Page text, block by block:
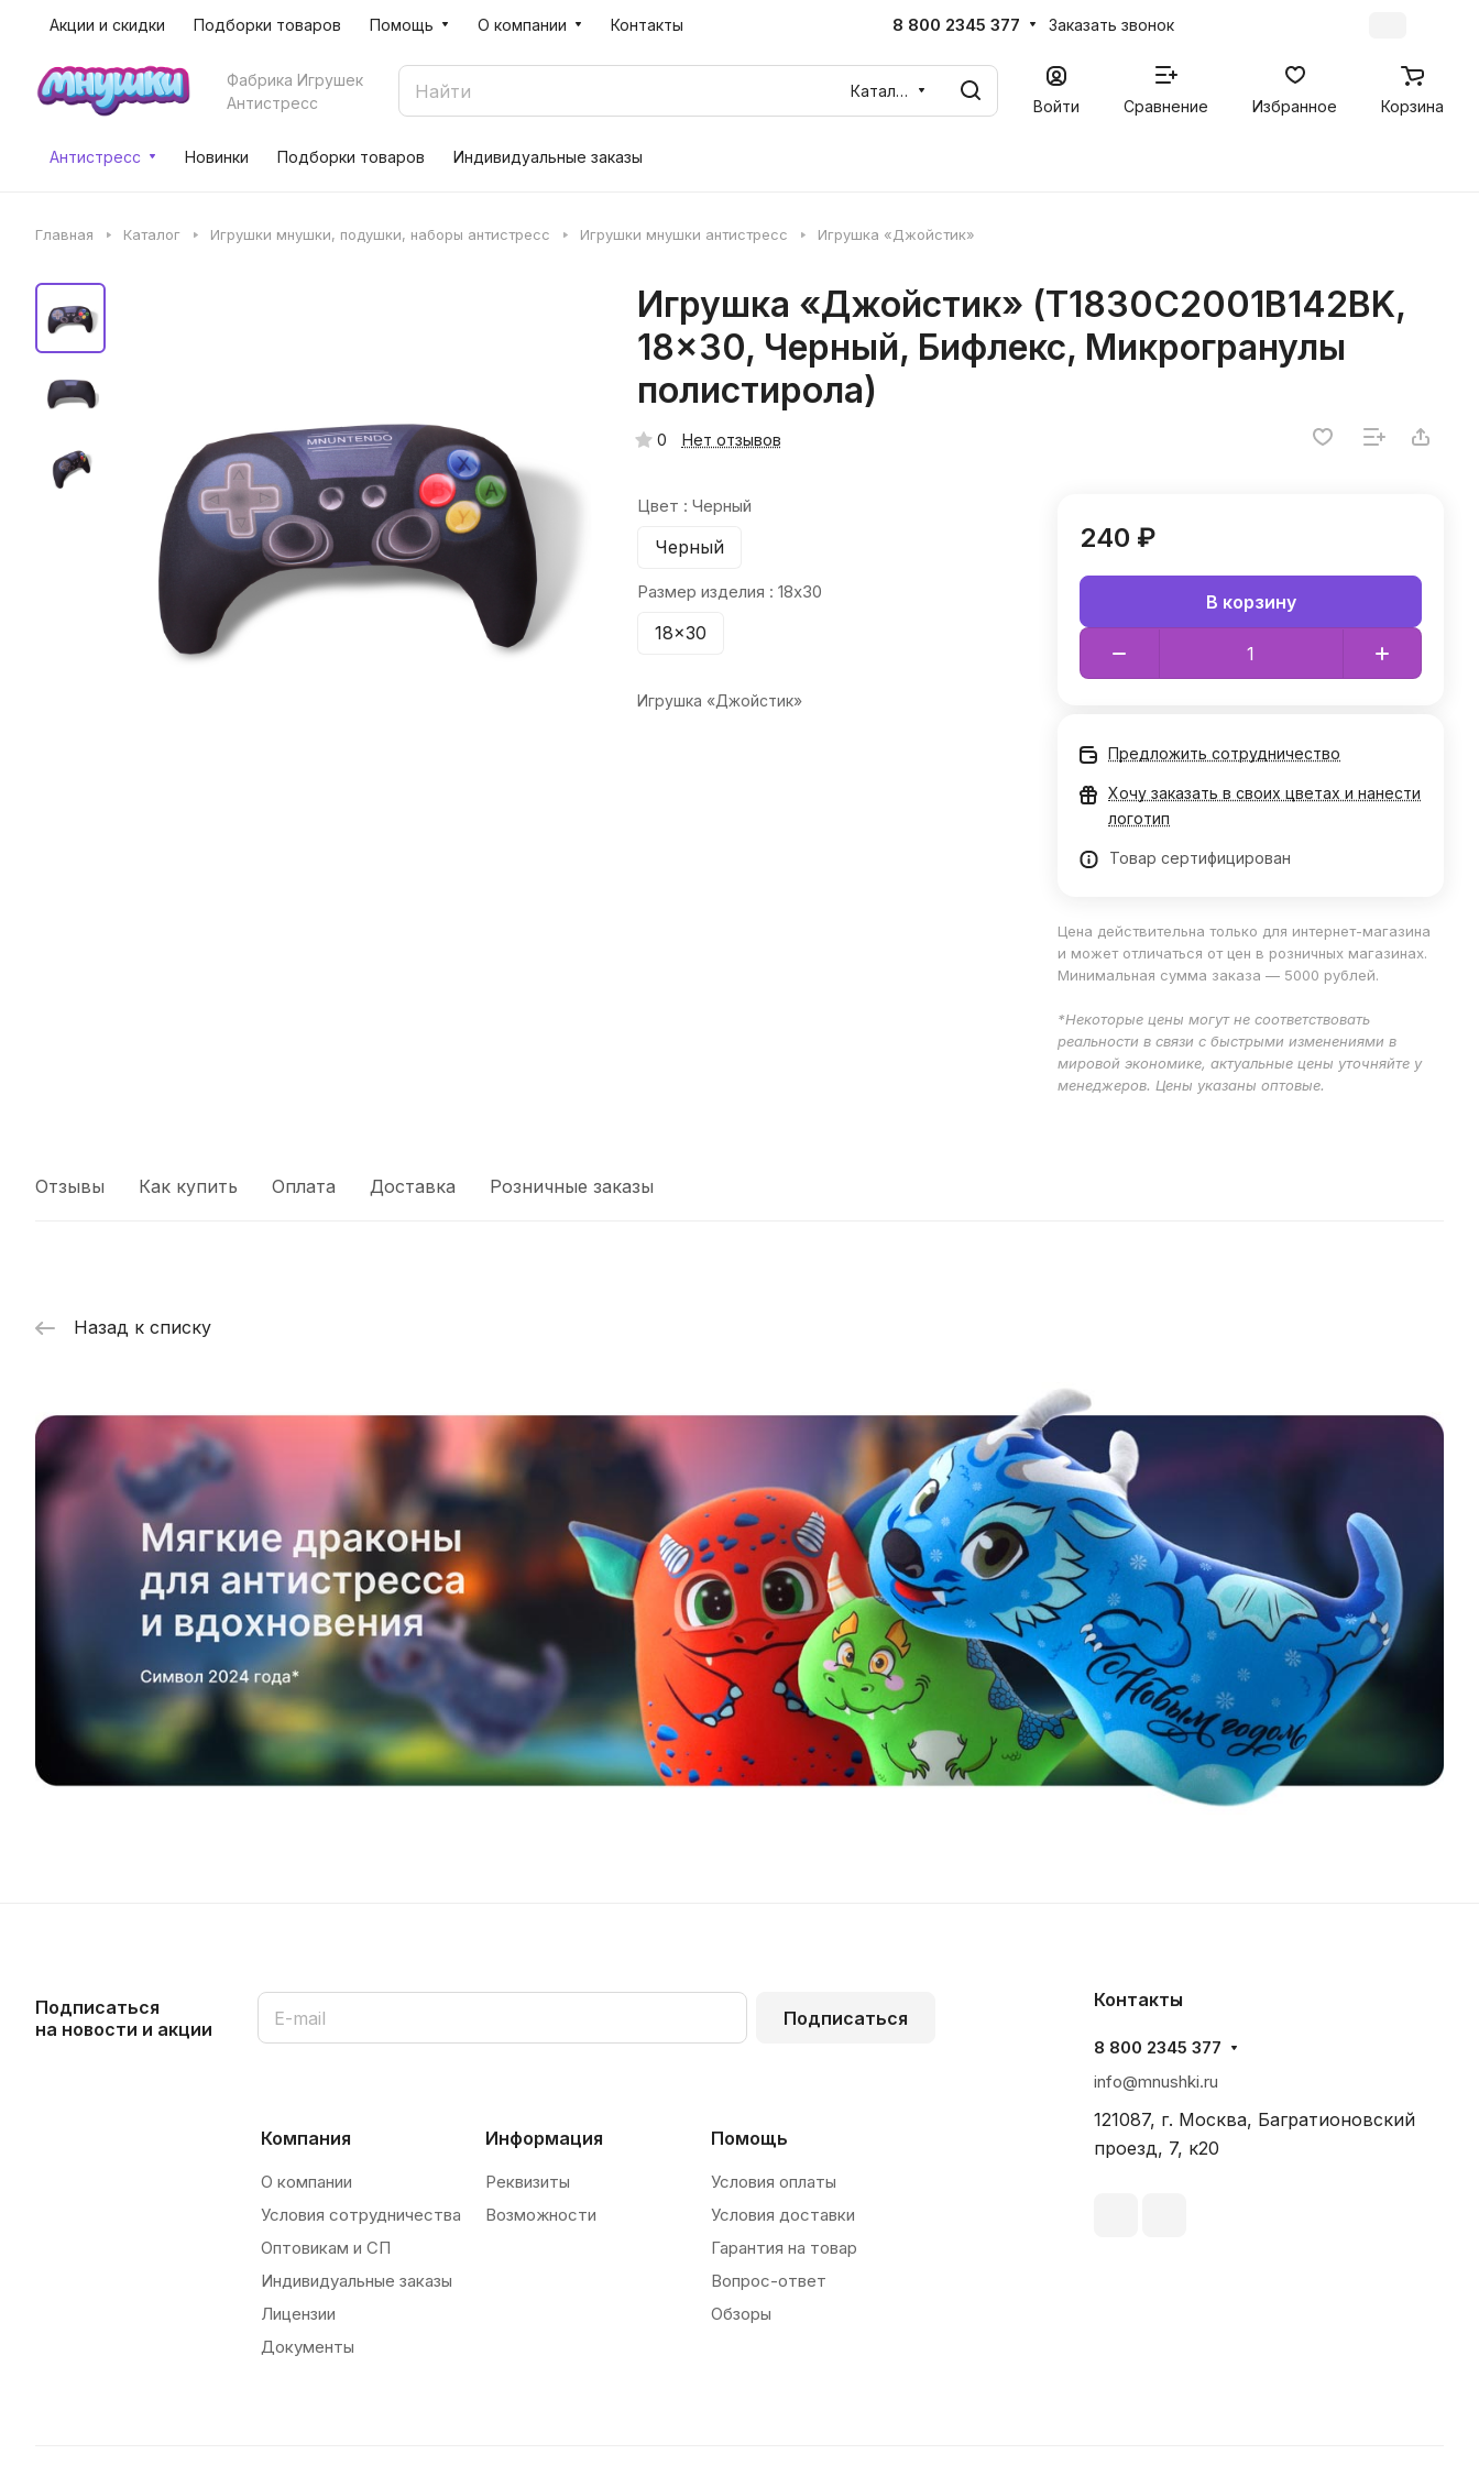
Акции и скидки Подборки товаров Помощь О компании Контакты 8 800 2345 377 Заказать звонок
Фабрика Игрушек
Антистресс
Каталог
Войти
Сравнение Избранное Корзина
Антистресс Новинки Подборки товаров Индивидуальные заказы
Главная Каталог Игрушки мнушки, подушки, наборы антистресс Игрушки мнушки антистресс Игрушка «Джойстик»
Игрушка «Джойстик» (T1830C2001B142BK,
18x30, Черный, Бифлекс, Микрогранулы
полистирола)
0 Нет отзывов
Цвет : Черный
Черный
Размер изделия : 18x30
18x30
Игрушка «Джойстик»
240 ₽
В корзину
Предложить сотрудничество
Хочу заказать в своих цветах и нанести
логотип
Товар сертифицирован
Цена действительна только для интернет-магазина
и может отличаться от цен в розничных магазинах.
Минимальная сумма заказа — 5000 рублей.
*Некоторые цены могут не соответствовать
реальности в связи с быстрыми изменениями в
мировой экономике, актуальные цены уточняйте у
менеджеров. Цены указаны оптовые.
Отзывы Как купить Оплата Доставка Розничные заказы
Назад к списку
Подписаться
на новости и акции
Подписаться
Компания
О компании
Условия сотрудничества
Оптовикам и СП
Индивидуальные заказы
Лицензии
Документы
Информация
Реквизиты
Возможности
Помощь
Условия оплаты
Условия доставки
Гарантия на товар
Вопрос-ответ
Обзоры
Контакты
8 800 2345 377
info@mnushki.ru
121087, г. Москва, Багратионовский
проезд, 7, к20